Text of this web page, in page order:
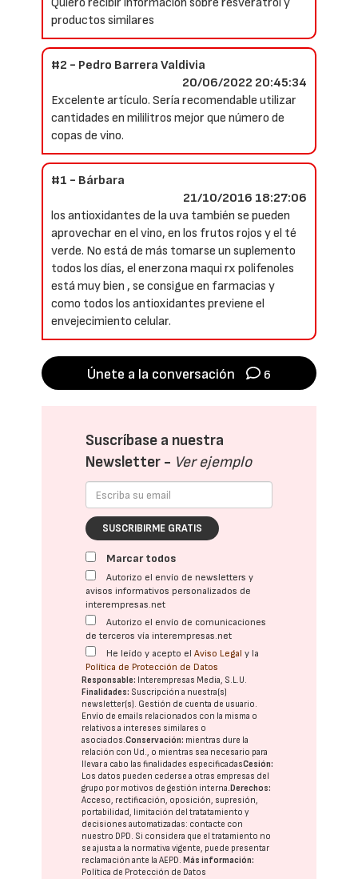
productos similares
#2 - Pedro Barrera Valdivia
20/06/2022 20:45:34
Excelente artículo. Sería recomendable utilizar
cantidades en mililitros mejor que número de
copas de vino.
#1 - Bárbara
21/10/2016 18:27:06
los antioxidantes de la uva también se pueden
aprovechar en el vino, en los frutos rojos y el té
verde. No está de más tomarse un suplemento
todos los días, el enerzona maqui rx polifenoles
está muy bien , se consigue en farmacias y
como todos los antioxidantes previene el
envejecimiento celular.
Únete a la conversación 6
Suscríbase a nuestra
Newsletter - Ver ejemplo
SUSCRIBIRME GRATIS
Marcar todos
Autorizo el envío de newsletters y
avisos informativos personalizados de
interempresas.net
Autorizo el envío de comunicaciones
de terceros vía interempresas.net
He leído y acepto elAviso Legal y la
Política de Protección de Datos
Responsable: Interempresas Media, S.L.U.
Finalidades: Suscripción a nuestra(s)
newsletter(s). Gestión de cuenta de usuario.
Envío de emails relacionados con la misma o
relativos a intereses similares o
asociados.Conservación: mientras dure la
relación con Ud., o mientras sea necesario para
llevar a cabo las finalidades especificadasCesión:
Los datos pueden cederse a otras empresas del
grupo por motivos de gestión interna. Derechos:
Acceso, rectificación, oposición, supresión,
portabilidad, limitación del tratatamiento y
decisiones automatizadas: contacte con
nuestro DPD. Si considera que el tratamiento no
se ajusta a la normativa vigente, puede presentar
reclamación ante laAEPD. Más información:
Política de Protección de Datos